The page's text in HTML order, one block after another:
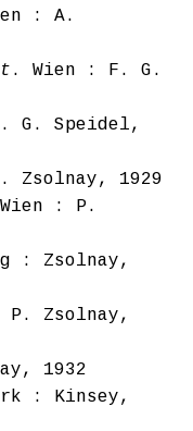
: A.
. Wien : F. G.
G. Speidel,
Zsolnay, 1929
: P.
: Zsolnay,
Zsolnay,
1932
: Kinsey,